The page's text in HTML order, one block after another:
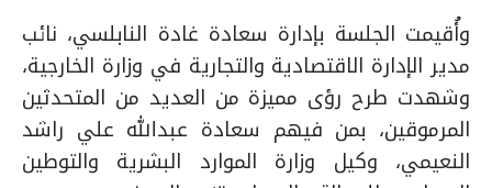
وأُقيمت الجلسة بإدارة سعادة غادة النابلسي، نائب
مدير الإدارة الاقتصادية والتجارية في وزارة الخارجية،
وشهدت طرح رؤى مميزة من العديد من المتحدثين
المرموقين، بمن فيهم سعادة عبدالله علي راشد
النعيمي، وكيل وزارة الموارد البشرية والتوطين